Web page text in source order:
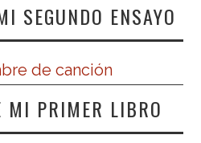
SEGUNDO ENSAYO
MI PRIMER LIBRO